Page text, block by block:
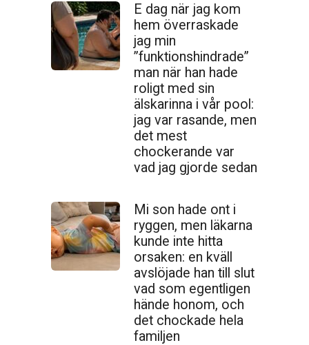
E dag när jag kom
hem överraskade
jag min
”funktionshindrade”
man när han hade
roligt med sin
älskarinna i vår pool:
jag var rasande, men
det mest
chockerande var
vad jag gjorde sedan
Mi son hade ont i
ryggen, men läkarna
kunde inte hitta
orsaken: en kväll
avslöjade han till slut
vad som egentligen
hände honom, och
det chockade hela
familjen